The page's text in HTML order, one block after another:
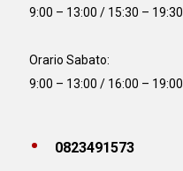
9:00 – 13:00 / 15:30 – 19:30
Orario Sabato:
9:00 – 13:00 / 16:00 – 19:00
0823491573